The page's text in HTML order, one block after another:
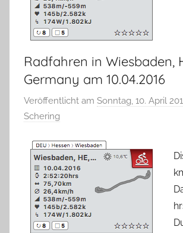
Radfahren in Wiesbaden,
Germany am 10.04.2016
Veröffentlicht am Sonntag, 10. April
Schering